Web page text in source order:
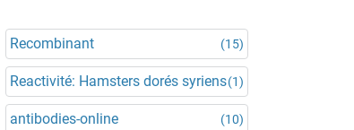
Recombinant (15)
Reactivité: Hamsters dorés syriens(1)
antibodies-online (10)